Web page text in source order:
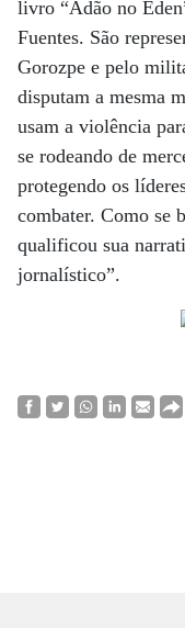
livro “Adão no
Fuentes. São
Gorozpe e pelo
disputam a mesma
usam a violência
se rodeando de
protegendo os
combater. Como se
qualificou sua
jornalístico”.